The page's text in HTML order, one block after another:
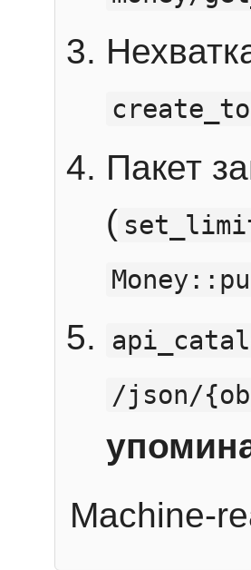
Пакет
(
/json/
Machine-